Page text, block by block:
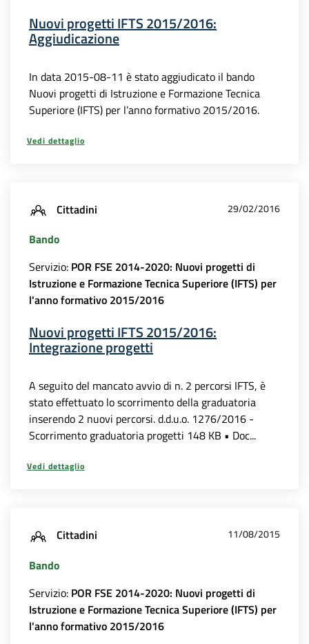
Nuovi progetti IFTS 2015/2016:
Aggiudicazione
In data 2015-08-11 è stato aggiudicato il bando
Nuovi progetti di Istruzione e Formazione Tecnica
Superiore (IFTS) per l’anno formativo 2015/2016.
Vedi dettaglio
Cittadini 29/02/2016
Bando
Servizio: POR FSE 2014-2020: Nuovi progetti di
Istruzione e Formazione Tecnica Superiore (IFTS) per
l'anno formativo 2015/2016
Nuovi progetti IFTS 2015/2016:
Integrazione progetti
A seguito del mancato avvio di n. 2 percorsi IFTS, è
stato effettuato lo scorrimento della graduatoria
inserendo 2 nuovi percorsi. d.d.u.o. 1276/2016 -
Scorrimento graduatoria progetti 148 KB • Doc...
Vedi dettaglio
Cittadini 11/08/2015
Bando
Servizio: POR FSE 2014-2020: Nuovi progetti di
Istruzione e Formazione Tecnica Superiore (IFTS) per
l'anno formativo 2015/2016